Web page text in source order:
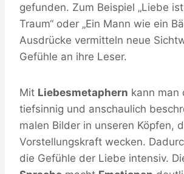
gefunden. Zum Beispiel „Liebe
Traum“ oder „Ein Mann wie ein
Ausdrücke vermitteln neue
Gefühle an ihre Leser.
Mit Liebesmetaphern kann man
tiefsinnig und anschaulich
malen Bilder in unseren Köpfen,
Vorstellungskraft wecken.
die Gefühle der Liebe intensiv.